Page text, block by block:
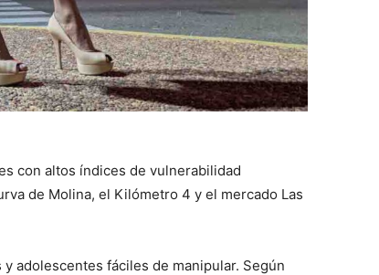
con altos índices de vulnerabilidad
de Molina, el Kilómetro 4 y el mercado Las
adolescentes fáciles de manipular. Según